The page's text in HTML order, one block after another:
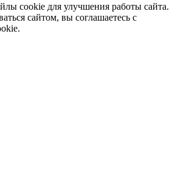
cookie для улучшения работы сайта.
сайтом, вы соглашаетесь с